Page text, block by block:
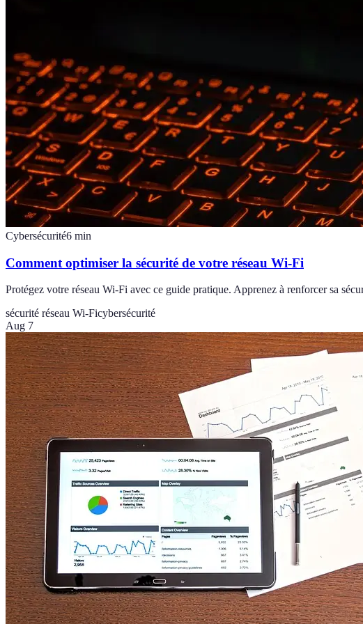
Cybersécurité6 min
Comment optimiser la sécurité de votre réseau Wi-Fi
Protégez votre réseau Wi-Fi avec ce guide pratique. Apprenez à renforcer sa
sécurité réseau Wi-Ficybersécurité
Aug 7